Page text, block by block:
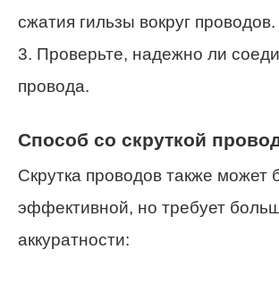
сжатия гильзы вокруг проводов.
3. Проверьте, надежно ли
провода.
Способ со скруткой
Скрутка проводов также может
эффективной, но требует
аккуратности: